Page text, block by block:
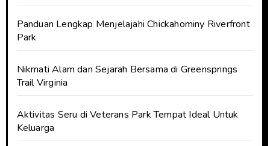
Panduan Lengkap Menjelajahi Chickahominy Riverfront
Park
Nikmati Alam dan Sejarah Bersama di Greensprings
Trail Virginia
Aktivitas Seru di Veterans Park Tempat Ideal Untuk
Keluarga